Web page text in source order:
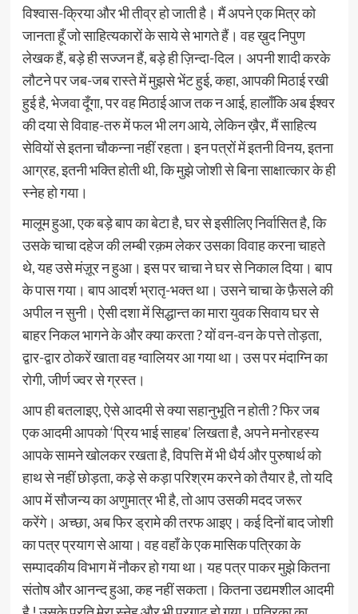
विश्वास-क्रिया और भी तीव्र हो जाती है। मैं अपने एक मित्र को
जानता हूँ जो साहित्यकारों के साये से भागते हैं। वह ख़ुद निपुण
लेखक हैं, बड़े ही सज्जन हैं, बड़े ही ज़िन्दा-दिल। अपनी शादी करके
लौटने पर जब-जब रास्ते में मुझसे भेंट हुई, कहा, आपकी मिठाई रखी
हुई है, भेजवा दूँगा, पर वह मिठाई आज तक न आई, हालाँकि अब ईश्वर
की दया से विवाह-तरु में फल भी लग आये, लेकिन ख़ैर, मैं साहित्य
सेवियों से इतना चौकन्ना नहीं रहता। इन पत्रों में इतनी विनय, इतना
आग्रह, इतनी भक्ति होती थी, कि मुझे जोशी से बिना साक्षात्कार के ही
स्नेह हो गया।
मालूम हुआ, एक बड़े बाप का बेटा है, घर से इसीलिए निर्वासित है, कि
उसके चाचा दहेज की लम्बी रक़म लेकर उसका विवाह करना चाहते
थे, यह उसे मंज़ूर न हुआ। इस पर चाचा ने घर से निकाल दिया। बाप
के पास गया। बाप आदर्श भ्रातृ-भक्त था। उसने चाचा के फ़ैसले की
अपील न सुनी। ऐसी दशा में सिद्धान्त का मारा युवक सिवाय घर से
बाहर निकल भागने के और क्या करता ? यों वन-वन के पत्ते तोड़ता,
द्वार-द्वार ठोकरें खाता वह ग्वालियर आ गया था। उस पर मंदाग्नि का
रोगी, जीर्ण ज्वर से ग्रस्त।
आप ही बतलाइए, ऐसे आदमी से क्या सहानुभूति न होती ? फिर जब
एक आदमी आपको ‘प्रिय भाई साहब’ लिखता है, अपने मनोरहस्य
आपके सामने खोलकर रखता है, विपत्ति में भी धैर्य और पुरुषार्थ को
हाथ से नहीं छोड़ता, कड़े से कड़ा परिश्रम करने को तैयार है, तो यदि
आप में सौजन्य का अणुमात्र भी है, तो आप उसकी मदद जरूर
करेंगे। अच्छा, अब फिर ड्रामे की तरफ आइए। कई दिनों बाद जोशी
का पत्र प्रयाग से आया। वह वहाँ के एक मासिक पत्रिका के
सम्पादकीय विभाग में नौकर हो गया था। यह पत्र पाकर मुझे कितना
संतोष और आनन्द हुआ, कह नहीं सकता। कितना उद्यमशील आदमी